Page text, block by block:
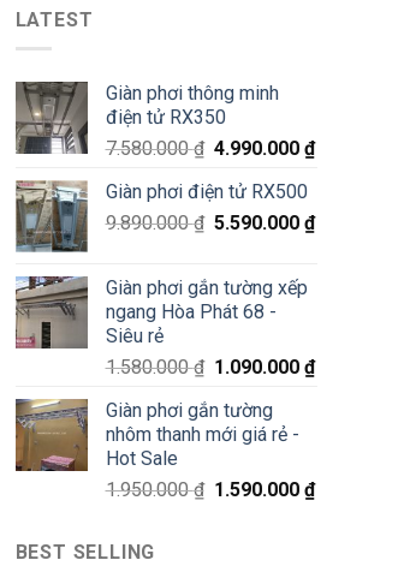
Đa
Đông
Sale
chỉ
200K
LATEST
Giàn phơi thông minh
điện tử RX350
7.580.000₫ 4.990.000₫
Giàn phơi điện tử RX500
9.890.000₫ 5.590.000₫
Giàn phơi gắn tường xếp
ngang Hòa Phát 68 -
Siêu rẻ
1.580.000₫ 1.090.000₫
Giàn phơi gắn tường
nhôm thanh mới giá rẻ -
Hot Sale
1.950.000₫ 1.590.000₫
BEST SELLING